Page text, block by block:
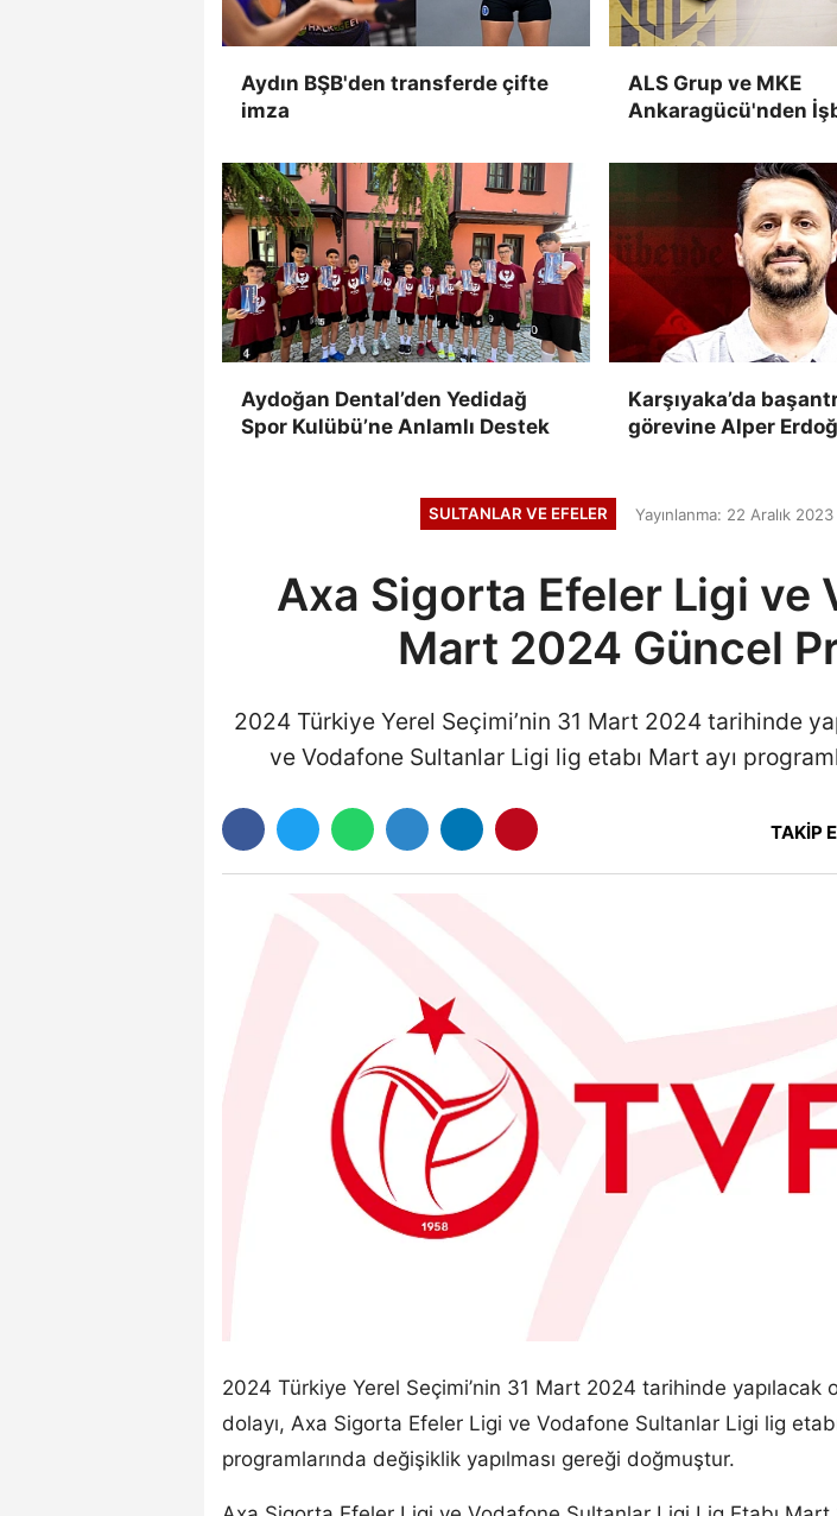
Aydın BŞB'den transferde çifte
imza
ALS Grup ve MKE
Ankaragücü'nden
Aydoğan Dental’den Yedidağ
Spor Kulübü’ne Anlamlı Destek
Karşıyaka’da
görevine Alper
SULTANLAR VE EFELER Yayınlanma: 22 Aralık
Axa Sigorta Efeler Ligi ve
Mart 2024 Güncel
2024 Türkiye Yerel Seçimi’nin 31 Mart 2024 tarihinde
ve Vodafone Sultanlar Ligi lig etabı Mart ayı
TAKİP
2024 Türkiye Yerel Seçimi’nin 31 Mart 2024 tarihinde yapılacak
dolayı, Axa Sigorta Efeler Ligi ve Vodafone Sultanlar Ligi lig
programlarında değişiklik yapılması gereği doğmuştur.